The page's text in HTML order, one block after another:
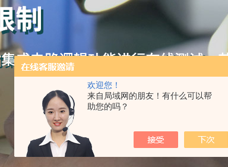
欢迎您！
来自局域网的朋友！有什么可以帮
助您的吗？